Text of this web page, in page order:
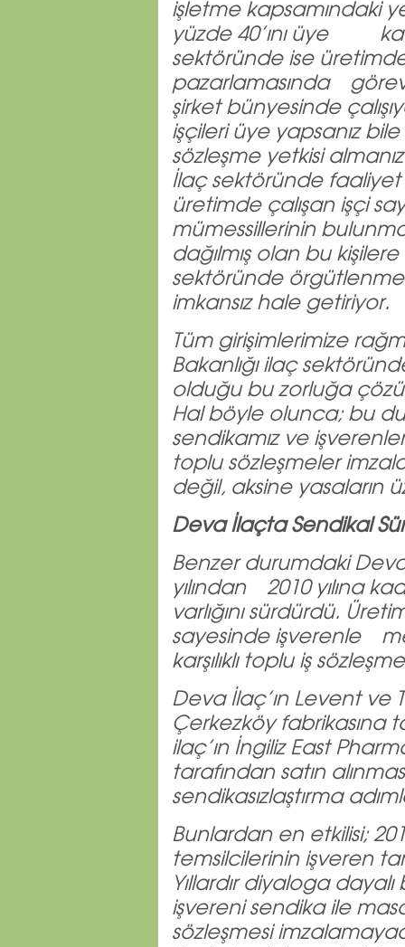
işletme kapsamındaki
yüzde 40’ını üye
sektöründe ise
pazarlamasında görev
şirket bünyesinde
işçileri üye yapsanız
sözleşme yetkisi
İlaç sektöründe
üretimde çalışan işçi
mümessillerinin
dağılmış olan bu
sektöründe
imkansız hale getiriyor.
Tüm girişimlerimize
Bakanlığı ilaç
olduğu bu zorluğa
Hal böyle olunca; bu
sendikamız ve
toplu sözleşmeler
değil, aksine yasaların
Deva İlaçta Sendikal
Benzer durumdaki
yılından 2010 yılına
varlığını sürdürdü.
sayesinde işverenle
karşılıklı toplu iş
Deva İlaç’ın Levent ve
Çerkezköy fabrikasına
ilaç’ın İngiliz East
tarafından satın
sendikasızlaştırma
Bunlardan en etkilisi;
temsilcilerinin işveren
Yıllardır diyaloga
işvereni sendika ile
sözleşmesi